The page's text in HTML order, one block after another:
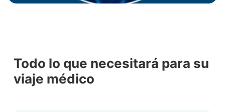
Todo lo que necesitará para su
viaje médico